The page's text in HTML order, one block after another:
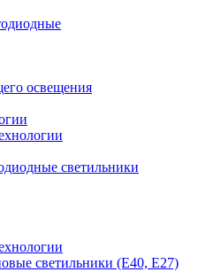
освещения
светильники
светильники (Е40, Е27)